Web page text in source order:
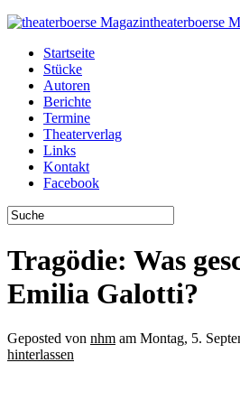
theaterboerse
Startseite
Stücke
Autoren
Berichte
Termine
Theaterverlag
Links
Kontakt
Facebook
Tragödie: Was
Emilia Galotti?
Geposted von nhm am Montag, 5.
hinterlassen